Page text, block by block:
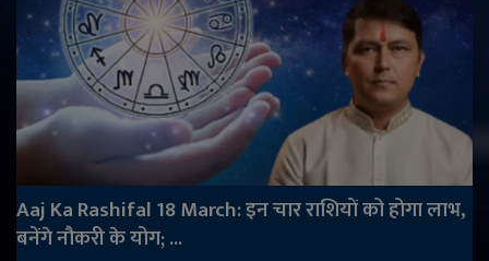
Aaj Ka Rashifal 18 March: इन चार राशियों को होगा लाभ,
बनेंगे नौकरी के योग; ...